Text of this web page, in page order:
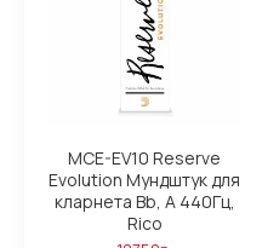
MCE-EV10 Reserve
Evolution Мундштук для
кларнета Bb, А 440Гц,
Rico